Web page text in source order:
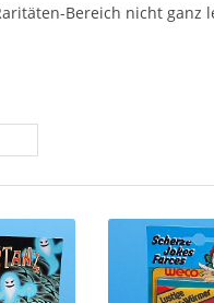
Bereich nicht